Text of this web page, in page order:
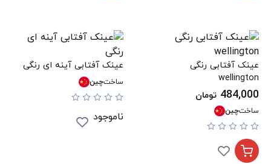
عینک آفتابی رنگی
wellington
484,000 تومان
ساختچین
عینک آفتابی آینه ای رنگی
ساختچین
ناموجود